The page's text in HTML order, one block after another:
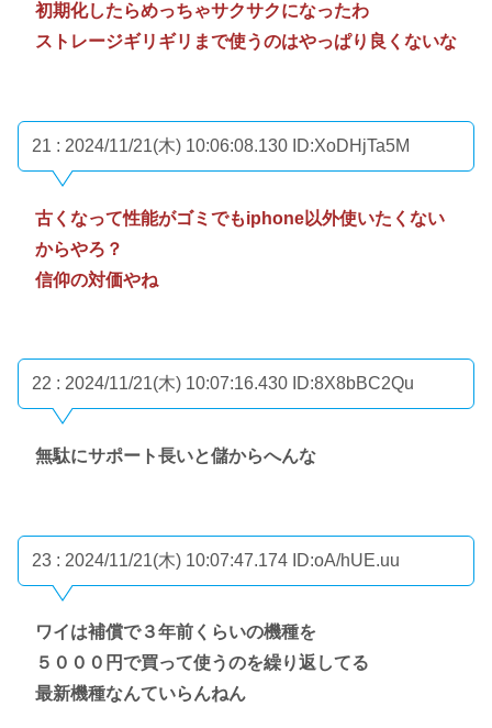
初期化したらめっちゃサクサクになったわ
ストレージギリギリまで使うのはやっぱり良くないな
21 : 2024/11/21(木) 10:06:08.130 ID:XoDHjTa5M
古くなって性能がゴミでもiphone以外使いたくない
からやろ？
信仰の対価やね
22 : 2024/11/21(木) 10:07:16.430 ID:8X8bBC2Qu
無駄にサポート長いと儲からへんな
23 : 2024/11/21(木) 10:07:47.174 ID:oA/hUE.uu
ワイは補償で３年前くらいの機種を
５０００円で買って使うのを繰り返してる
最新機種なんていらんねん